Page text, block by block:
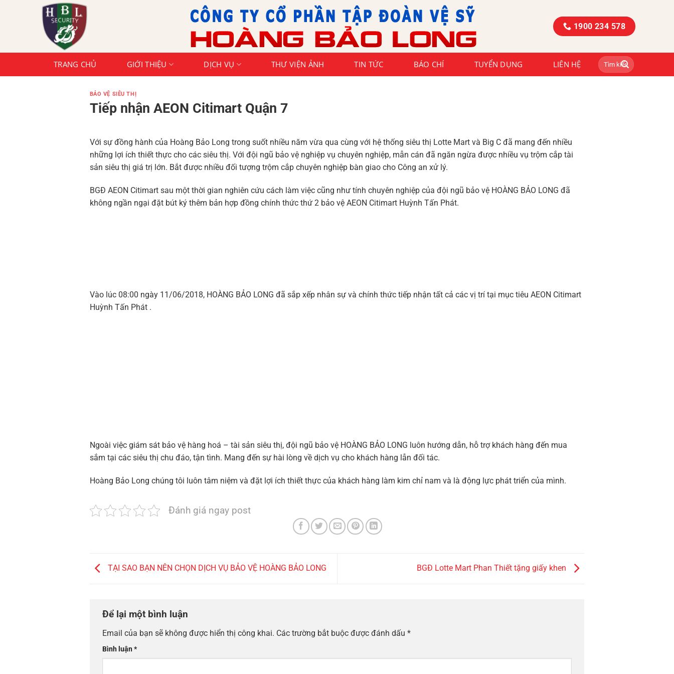
1900 234 578
TRANG CHỦ GIỚI THIỆU DỊCH VỤ THƯ VIỆN ẢNH TIN TỨC BÁO CHÍ TUYỂN DỤNG LIÊN HỆ
BẢO VỆ SIÊU THỊ
Tiếp nhận AEON Citimart Quận 7
Với sự đồng hành của Hoàng Bảo Long trong suốt nhiều năm vừa qua cùng với hệ thống siêu thị Lotte Mart và Big C đã mang đến nhiều
những lợi ích thiết thực cho các siêu thị. Với đội ngũ bảo vệ nghiệp vụ chuyên nghiệp, mẫn cán đã ngăn ngừa được nhiều vụ trộm cắp tài
sản siêu thị giá trị lớn. Bắt được nhiều đối tượng trộm cắp chuyên nghiệp bàn giao cho Công an xử lý.
BGĐ AEON Citimart sau một thời gian nghiên cứu cách làm việc cũng như tính chuyên nghiệp của đội ngũ bảo vệ HOÀNG BẢO LONG đã
không ngần ngại đặt bút ký thêm bản hợp đồng chính thức thứ 2 bảo vệ AEON Citimart Huỳnh Tấn Phát.
Vào lúc 08:00 ngày 11/06/2018, HOÀNG BẢO LONG đã sắp xếp nhân sự và chính thức tiếp nhận tất cả các vị trí tại mục tiêu AEON Citimart
Huỳnh Tấn Phát .
Ngoài việc giám sát bảo vệ hàng hoá – tài sản siêu thị, đội ngũ bảo vệ HOÀNG BẢO LONG luôn hướng dẫn, hỗ trợ khách hàng đến mua
sắm tại các siêu thị chu đáo, tận tình. Mang đến sự hài lòng về dịch vụ cho khách hàng lẫn đối tác.
Hoàng Bảo Long chúng tôi luôn tâm niệm và đặt lợi ích thiết thực của khách hàng làm kim chỉ nam và là động lực phát triển của mình.
Đánh giá ngay post
TẠI SAO BẠN NÊN CHỌN DỊCH VỤ BẢO VỆ HOÀNG BẢO LONG BGĐ Lotte Mart Phan Thiết tặng giấy khen
Để lại một bình luận
Email của bạn sẽ không được hiển thị công khai. Các trường bắt buộc được đánh dấu *
Bình luận*